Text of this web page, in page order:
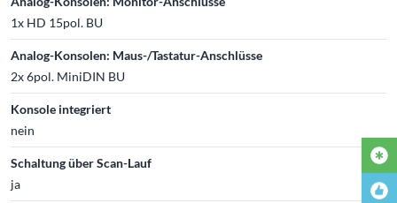
1x HD 15pol. BU
Analog-Konsolen: Maus-/Tastatur-Anschlüsse
2x 6pol. MiniDIN BU
Konsole integriert
nein
Schaltung über Scan-Lauf
ja